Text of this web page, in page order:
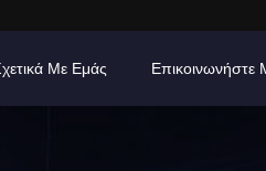
Με Εμάς Επικοινωνήστε